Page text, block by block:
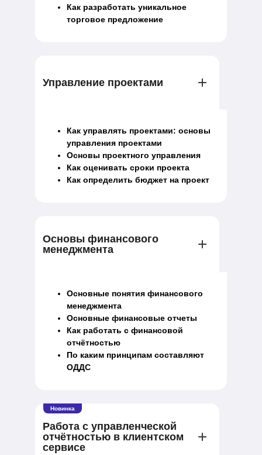
Как разработать уникальное
торговое предложение
Управление проектами
Как управлять проектами: основы
управления проектами
Основы проектного управления
Как оценивать сроки проекта
Как определить бюджет на проект
Основы финансового
менеджмента
Основные понятия финансового
менеджмента
Основные финансовые отчеты
Как работать с финансовой
отчётностью
По каким принципам составляют
ОДДС
Работа с управленческой
отчётностью в клиентском
сервисе
Новинка